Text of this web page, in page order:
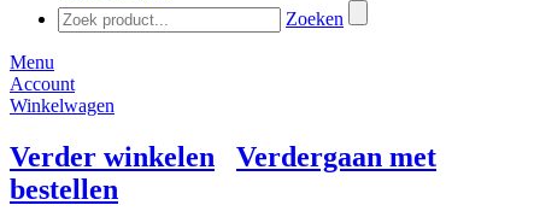
Zoeken
Menu
Account
Winkelwagen
Verder winkelen
Verdergaan met
bestellen